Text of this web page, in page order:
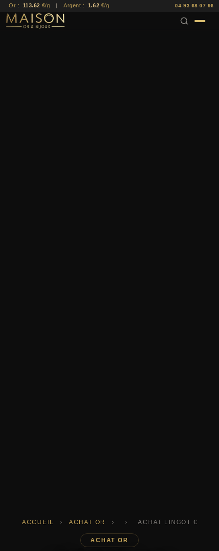
Or : 113.62 €/g | Argent : 1.62 €/g 04 93 68 07 96
ACCUEIL › ACHAT OR › › ACHAT LINGOT OR 10
ACHAT OR